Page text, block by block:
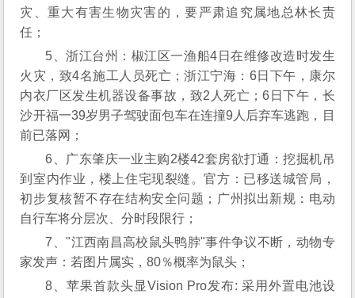
灾、重大有害生物灾害的，要严肃追究属地总林长责
任；
5、浙江台州：椒江区一渔船4日在维修改造时发生
火灾，致4名施工人员死亡；浙江宁海：6日下午，康尔
内衣厂区发生机器设备事故，致2人死亡；6日下午，长
沙开福一39岁男子驾驶面包车在连撞9人后弃车逃跑，目
前已落网；
6、广东肇庆一业主购2楼42套房欲打通：挖掘机吊
到室内作业，楼上住宅现裂缝。官方：已移送城管局，
初步复核暂不存在结构安全问题；广州拟出新规：电动
自行车将分层次、分时段限行；
7、"江西南昌高校鼠头鸭脖"事件争议不断，动物专
家发声：若图片属实，80％概率为鼠头；
8、苹果首款头显Vision Pro发布: 采用外置电池设